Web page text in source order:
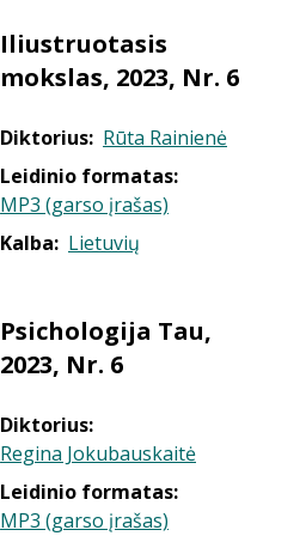
Iliustruotasis
mokslas, 2023, Nr. 6
Diktorius: Rūta Rainienė
Leidinio formatas:
MP3 (garso įrašas)
Kalba: Lietuvių
Psichologija Tau,
2023, Nr. 6
Diktorius:
Regina Jokubauskaitė
Leidinio formatas:
MP3 (garso įrašas)